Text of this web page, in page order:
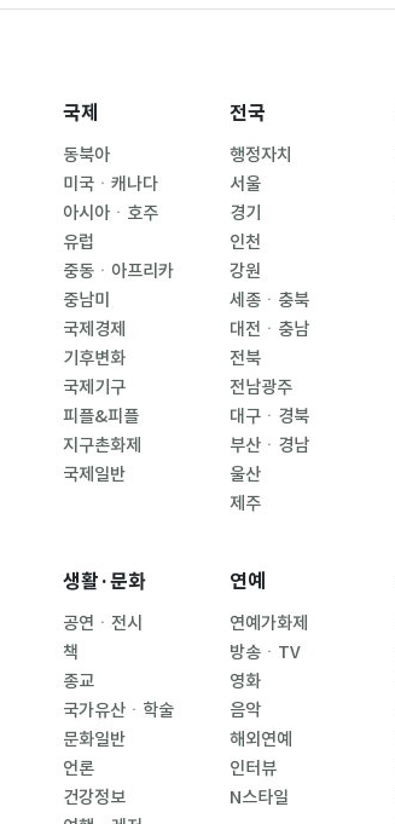
국제
동북아
미국ㆍ캐나다
아시아ㆍ호주
유럽
중동ㆍ아프리카
중남미
국제경제
기후변화
국제기구
피플&피플
지구촌화제
국제일반
전국
행정자치
서울
경기
인천
강원
세종ㆍ충북
대전ㆍ충남
전북
전남광주
대구ㆍ경북
부산ㆍ경남
울산
제주
생활·문화
공연ㆍ전시
책
종교
국가유산ㆍ학술
문화일반
언론
건강정보
연예
연예가화제
방송ㆍTV
영화
음악
해외연예
인터뷰
N스타일